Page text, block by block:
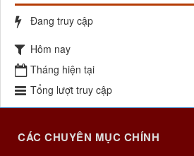
Đang truy cập
Hôm nay
Tháng hiện tại
Tổng lượt truy cập
CÁC CHUYÊN MỤC CHÍNH